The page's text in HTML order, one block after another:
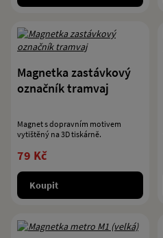
Magnetka zastávkový
označník tramvaj
Magnet s dopravním motivem
vytištěný na 3D tiskárně.
79 Kč
Koupit